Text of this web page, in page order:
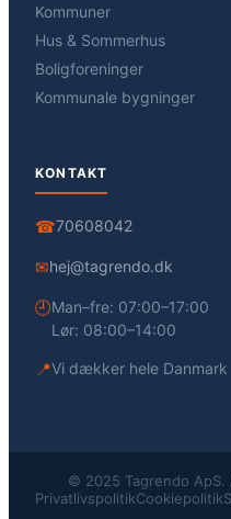
Kommuner
Hus & Sommerhus
Boligforeninger
Kommunale bygninger
KONTAKT
☎70608042
✉hej@tagrendo.dk
🕘Man–fre: 07:00–17:00
Lør: 08:00–14:00
📍Vi dækker hele Danmark
© 2025 Tagrendo
PrivatlivspolitikCookiepolitik